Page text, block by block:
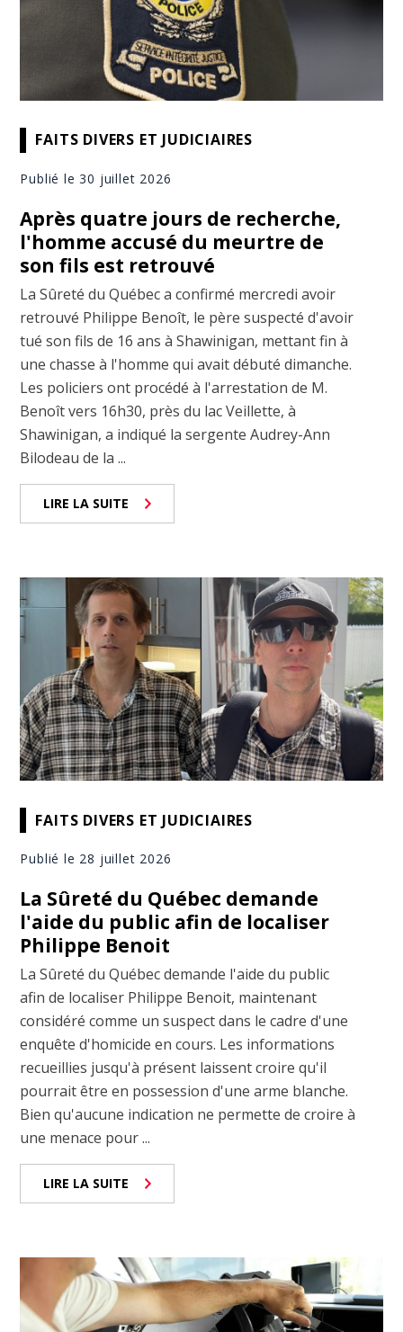
FAITS DIVERS ET JUDICIAIRES
Publié le 30 juillet 2026
Après quatre jours de recherche,
l'homme accusé du meurtre de
son fils est retrouvé
La Sûreté du Québec a confirmé mercredi avoir
retrouvé Philippe Benoît, le père suspecté d'avoir
tué son fils de 16 ans à Shawinigan, mettant fin à
une chasse à l'homme qui avait débuté dimanche.
Les policiers ont procédé à l'arrestation de M.
Benoît vers 16h30, près du lac Veillette, à
Shawinigan, a indiqué la sergente Audrey-Ann
Bilodeau de la ...
LIRE LA SUITE
FAITS DIVERS ET JUDICIAIRES
Publié le 28 juillet 2026
La Sûreté du Québec demande
l'aide du public afin de localiser
Philippe Benoit
La Sûreté du Québec demande l'aide du public
afin de localiser Philippe Benoit, maintenant
considéré comme un suspect dans le cadre d'une
enquête d'homicide en cours. Les informations
recueillies jusqu'à présent laissent croire qu'il
pourrait être en possession d'une arme blanche.
Bien qu'aucune indication ne permette de croire à
une menace pour ...
LIRE LA SUITE